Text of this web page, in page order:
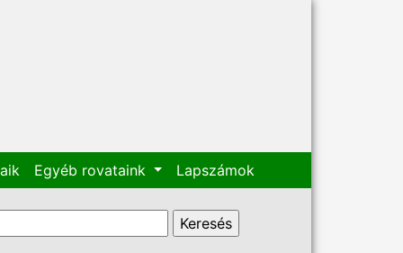
Egyéb rovataink Lapszámok
űrlap